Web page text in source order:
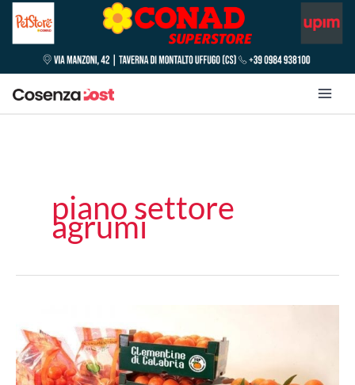
piano settore
agrumi